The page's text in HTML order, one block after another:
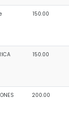
150.00
150.00
200.00